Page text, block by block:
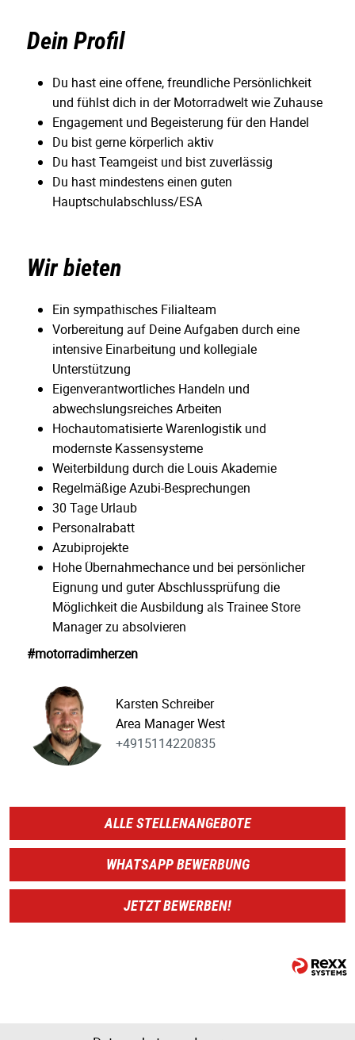
Dein Profil
Du hast eine offene, freundliche Persönlichkeit
und fühlst dich in der Motorradwelt wie Zuhause
Engagement und Begeisterung für den Handel
Du bist gerne körperlich aktiv
Du hast Teamgeist und bist zuverlässig
Du hast mindestens einen guten
Hauptschulabschluss/ESA
Wir bieten
Ein sympathisches Filialteam
Vorbereitung auf Deine Aufgaben durch eine
intensive Einarbeitung und kollegiale
Unterstützung
Eigenverantwortliches Handeln und
abwechslungsreiches Arbeiten
Hochautomatisierte Warenlogistik und
modernste Kassensysteme
Weiterbildung durch die Louis Akademie
Regelmäßige Azubi-Besprechungen
30 Tage Urlaub
Personalrabatt
Azubiprojekte
Hohe Übernahmechance und bei persönlicher
Eignung und guter Abschlussprüfung die
Möglichkeit die Ausbildung als Trainee Store
Manager zu absolvieren
#motorradimherzen
Karsten Schreiber
Area Manager West
+4915114220835
ALLE STELLENANGEBOTE
WHATSAPP BEWERBUNG
JETZT BEWERBEN!